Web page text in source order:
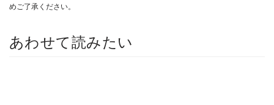
めご了承ください。
あわせて読みたい